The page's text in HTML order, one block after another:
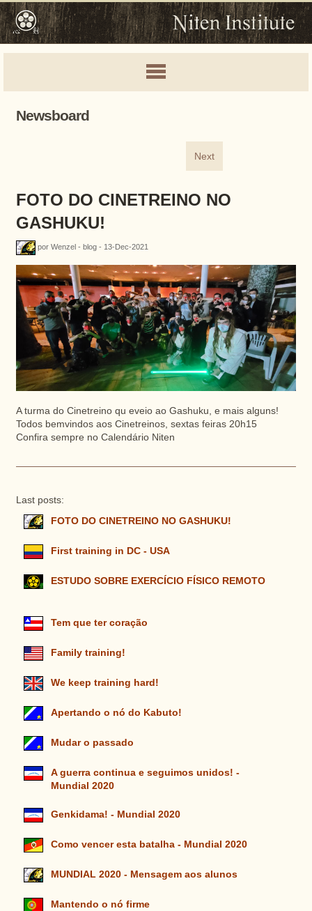
Newsboard
Next
FOTO DO CINETREINO NO
GASHUKU!
por Wenzel - blog - 13-Dec-2021
A turma do Cinetreino qu eveio ao Gashuku, e mais alguns!
Todos bemvindos aos Cinetreinos, sextas feiras 20h15
Confira sempre no Calendário Niten
Last posts:
FOTO DO CINETREINO NO GASHUKU!
First training in DC - USA
ESTUDO SOBRE EXERCÍCIO FÍSICO REMOTO
Tem que ter coração
Family training!
We keep training hard!
Apertando o nó do Kabuto!
Mudar o passado
A guerra continua e seguimos unidos! -
Mundial 2020
Genkidama! - Mundial 2020
Como vencer esta batalha - Mundial 2020
MUNDIAL 2020 - Mensagem aos alunos
Mantendo o nó firme